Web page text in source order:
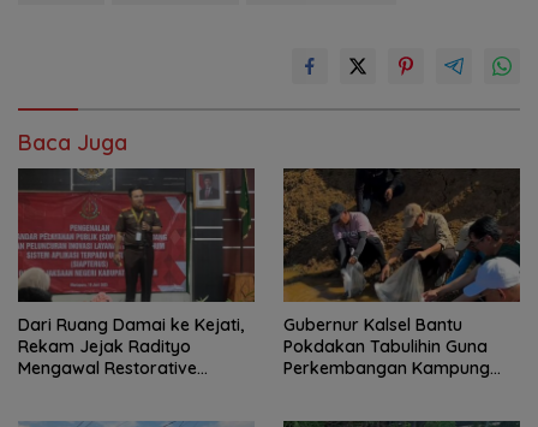
Baca Juga
Dari Ruang Damai ke Kejati,
Rekam Jejak Radityo
Mengawal Restorative
Gubernur Kalsel Bantu
Pokdakan Tabulihin Guna
Perkembangan Kampung